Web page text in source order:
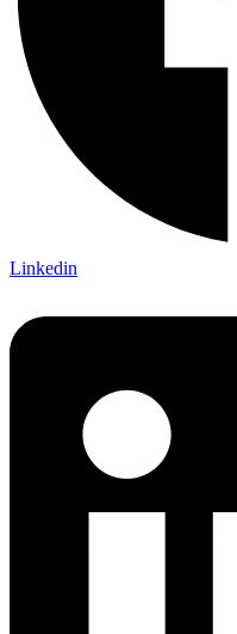
Linkedin